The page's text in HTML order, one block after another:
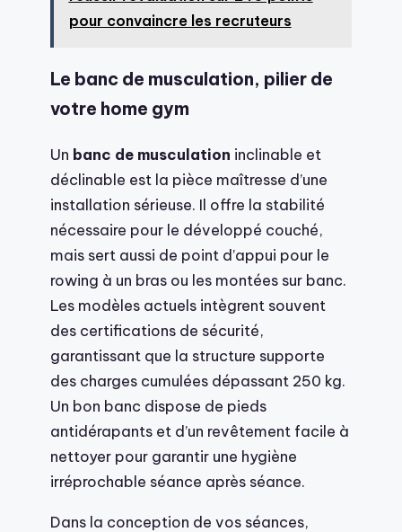
pour convaincre les recruteurs
Le banc de musculation, pilier de
votre home gym
Un banc de musculation inclinable et
déclinable est la pièce maîtresse d’une
installation sérieuse. Il offre la stabilité
nécessaire pour le développé couché,
mais sert aussi de point d’appui pour le
rowing à un bras ou les montées sur banc.
Les modèles actuels intègrent souvent
des certifications de sécurité,
garantissant que la structure supporte
des charges cumulées dépassant 250 kg.
Un bon banc dispose de pieds
antidérapants et d’un revêtement facile à
nettoyer pour garantir une hygiène
irréprochable séance après séance.
Dans la conception de vos séances,